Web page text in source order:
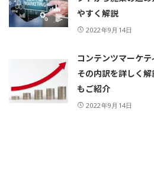
やすく解説
2022年9月14日
コンテンツマーケ
その内訳を詳しく
もご紹介
2022年9月14日